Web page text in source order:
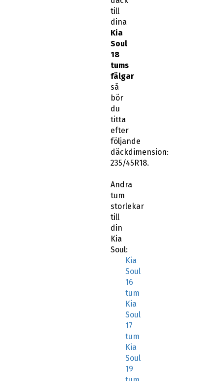
till
dina
Kia
Soul
18
tums
fälgar
så
bör
du
titta
efter
följande
däckdimension:
235/45R18.
Andra
tum
storlekar
till
din
Kia
Soul:
Kia
Soul
16
tum
Kia
Soul
17
tum
Kia
Soul
19